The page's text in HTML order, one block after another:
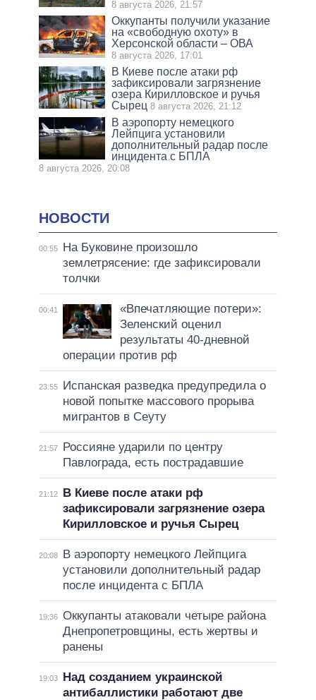
8 августа 2026, 21:57
Оккупанты получили указание
на «свободную охоту» в
Херсонской области – ОВА
8 августа 2026, 17:01
В Киеве после атаки рф
зафиксировали загрязнение
озера Кирилловское и ручья
Сырец 8 августа 2026, 21:12
В аэропорту немецкого
Лейпцига установили
дополнительный радар после
инцидента с БПЛА
8 августа 2026, 20:08
НОВОСТИ
00:55
На Буковине произошло
землетрясение: где зафиксировали
толчки
00:41
«Впечатляющие потери»:
Зеленский оценил
результаты 40-дневной
операции против рф
23:55
Испанская разведка предупредила о
новой попытке массового прорыва
мигрантов в Сеуту
21:57
Россияне ударили по центру
Павлограда, есть пострадавшие
21:12
В Киеве после атаки рф
зафиксировали загрязнение озера
Кирилловское и ручья Сырец
20:08
В аэропорту немецкого Лейпцига
установили дополнительный радар
после инцидента с БПЛА
19:36 Оккупанты атаковали четыре района
Днепропетровщины, есть жертвы и
ранены
19:03
Над созданием украинской
антибаллистики работают две